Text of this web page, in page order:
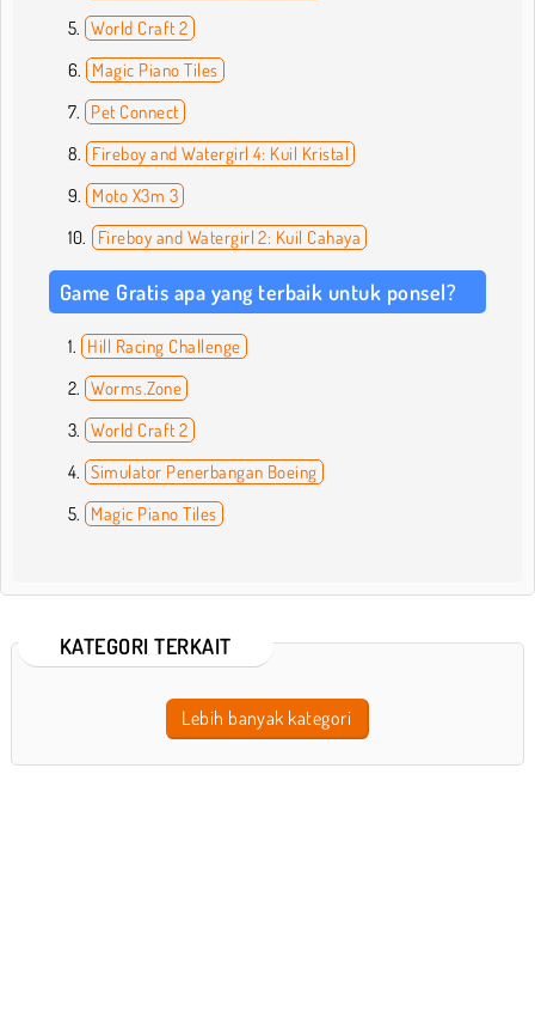
World Craft 2
Magic Piano Tiles
Pet Connect
Fireboy and Watergirl 4: Kuil Kristal
Moto X3m 3
Fireboy and Watergirl 2: Kuil Cahaya
Game Gratis apa yang terbaik untuk ponsel?
Hill Racing Challenge
Worms.Zone
World Craft 2
Simulator Penerbangan Boeing
Magic Piano Tiles
KATEGORI TERKAIT
Lebih banyak kategori